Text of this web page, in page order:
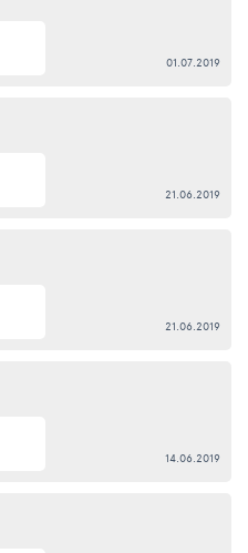
01.07.2019
21.06.2019
21.06.2019
14.06.2019